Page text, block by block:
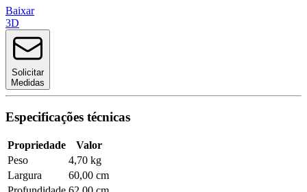
Baixar
3D
Solicitar
Medidas
Especificações técnicas
Propriedade
Valor
Peso
4,70 kg
Largura
60,00 cm